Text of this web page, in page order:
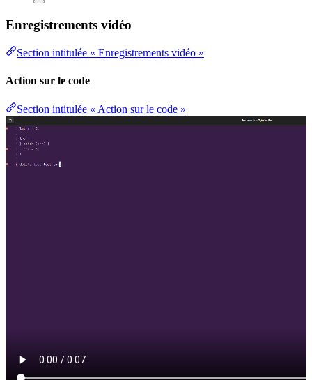
Enregistrements vidéo
Section intitulée « Enregistrements vidéo »
Action sur le code
Section intitulée « Action sur le code »